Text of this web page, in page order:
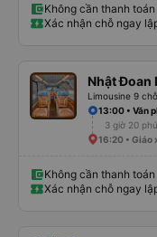
Không cần thanh
Xác nhận chỗ ngay
Nhật Đoan
Limousine 9 chỗ
13:00 • Văn
3 giờ 20
16:20 • Giáo
Không cần thanh
Xác nhận chỗ ngay